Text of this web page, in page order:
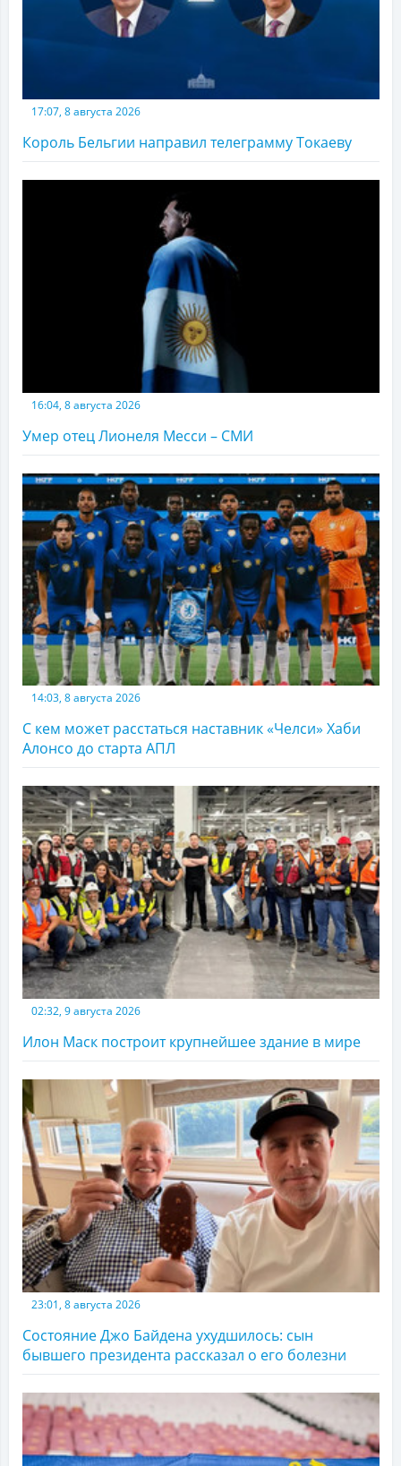
17:07, 8 августа 2026
Король Бельгии направил телеграмму Токаеву
16:04, 8 августа 2026
Умер отец Лионеля Месси – СМИ
14:03, 8 августа 2026
С кем может расстаться наставник «Челси» Хаби
Алонсо до старта АПЛ
02:32, 9 августа 2026
Илон Маск построит крупнейшее здание в мире
23:01, 8 августа 2026
Состояние Джо Байдена ухудшилось: сын
бывшего президента рассказал о его болезни